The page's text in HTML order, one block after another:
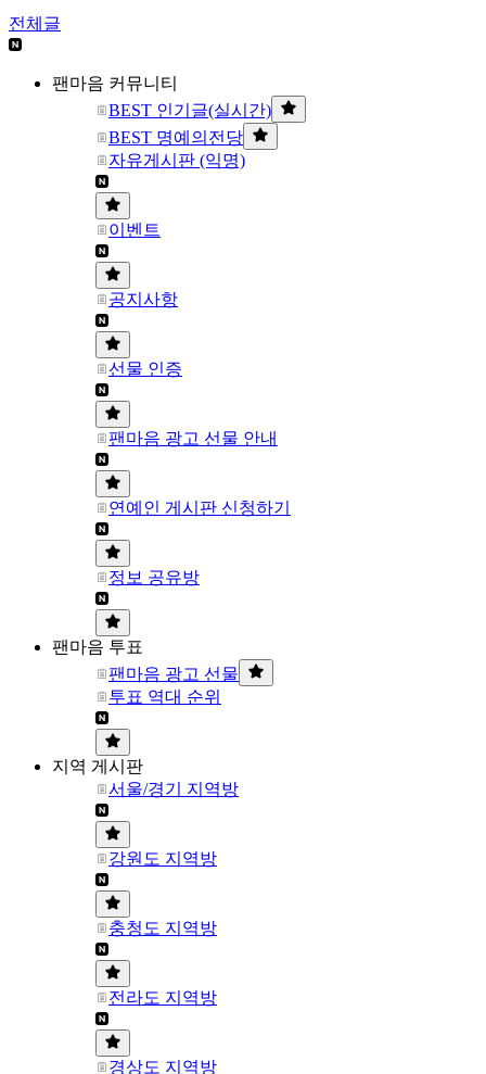
전체글
팬마음 커뮤니티
BEST 인기글(실시간)
BEST 명예의전당
자유게시판 (익명)
이벤트
공지사항
선물 인증
팬마음 광고 선물 안내
연예인 게시판 신청하기
정보 공유방
팬마음 투표
팬마음 광고 선물
투표 역대 순위
지역 게시판
서울/경기 지역방
강원도 지역방
충청도 지역방
전라도 지역방
경상도 지역방